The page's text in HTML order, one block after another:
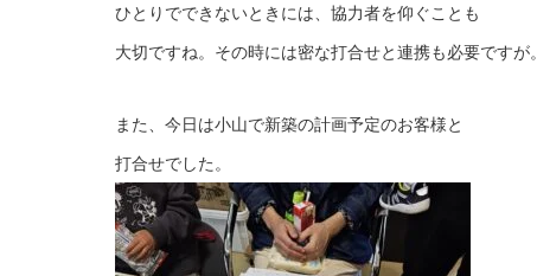
ひとりでできないときには、協力者を仰ぐことも
大切ですね。その時には密な打合せと連携も必要ですが。
また、今日は小山で新築の計画予定のお客様と
打合せでした。